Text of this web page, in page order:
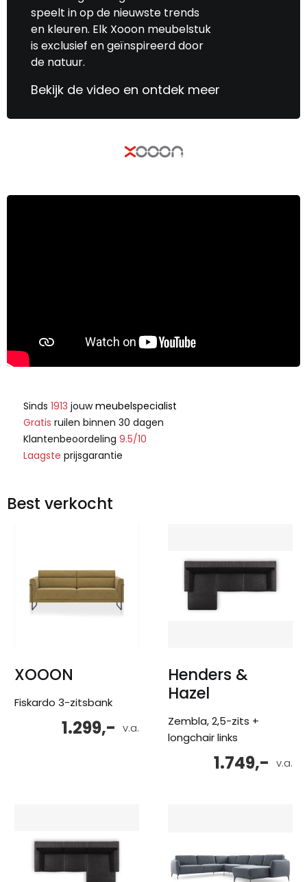
speelt in op de nieuwste trends
en kleuren. Elk Xooon meubelstuk
is exclusief en geïnspireerd door
de natuur.
Bekijk de video en ontdek meer
Sinds 1913 jouwmeubelspecialist
Gratis ruilen binnen 30 dagen
Klantenbeoordeling 9.5/10
Laagste prijsgarantie
Best verkocht
XOOON
Fiskardo 3-zitsbank
v.a.
1.299,-
Henders &
Hazel
Zembla, 2,5-zits +
longchair links
v.a.
1.749,-